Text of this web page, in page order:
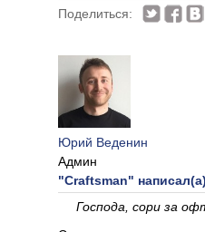
Поделиться:
Юрий Веденин
Админ
"Craftsman"
Господа, сори за